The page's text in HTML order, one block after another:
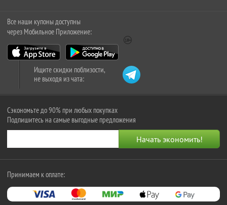
Все наши купоны доступны
через Мобильное Приложение:
Ищите скидки поблизости,
не выходя из чата:
Сэкономьте до 90% при любых покупках
Подпишитесь на самые выгодные предложения
Принимаем к оплате: